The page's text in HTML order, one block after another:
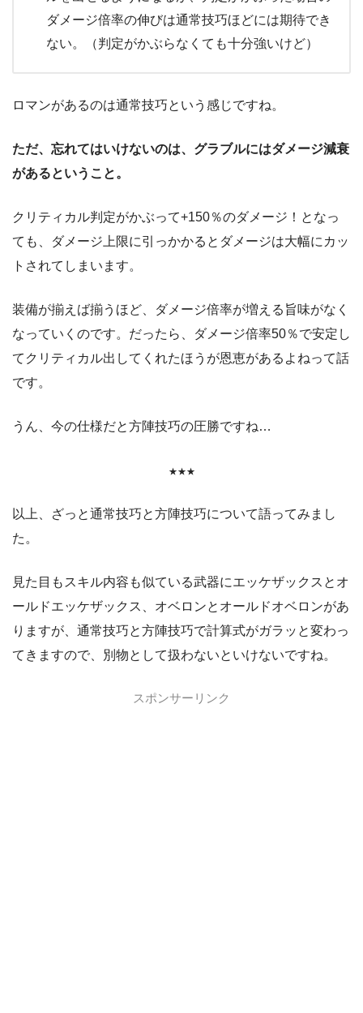
ダメージ倍率の伸びは通常技巧ほどには期待でき
ない。（判定がかぶらなくても十分強いけど）
ロマンがあるのは通常技巧という感じですね。
ただ、忘れてはいけないのは、グラブルにはダメージ減衰
があるということ。
クリティカル判定がかぶって+150％のダメージ！となっ
ても、ダメージ上限に引っかかるとダメージは大幅にカッ
トされてしまいます。
装備が揃えば揃うほど、ダメージ倍率が増える旨味がなく
なっていくのです。だったら、ダメージ倍率50％で安定し
てクリティカル出してくれたほうが恩恵があるよねって話
です。
うん、今の仕様だと方陣技巧の圧勝ですね…
★★★
以上、ざっと通常技巧と方陣技巧について語ってみまし
た。
見た目もスキル内容も似ている武器にエッケザックスとオ
ールドエッケザックス、オベロンとオールドオベロンがあ
りますが、通常技巧と方陣技巧で計算式がガラッと変わっ
てきますので、別物として扱わないといけないですね。
スポンサーリンク